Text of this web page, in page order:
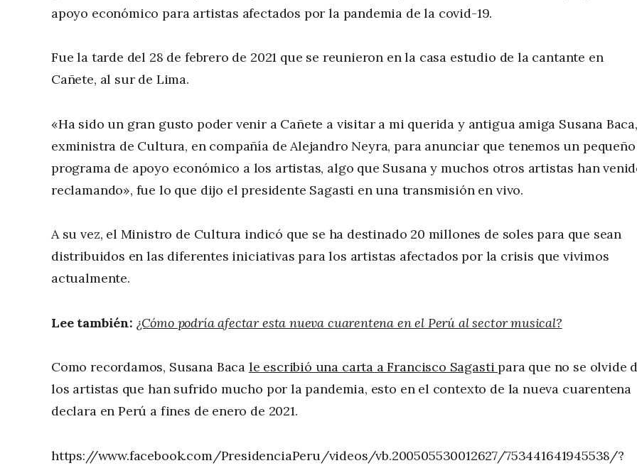
apoyo económico para artistas afectados por la pandemia de la covid-19.
Fue la tarde del 28 de febrero de 2021 que se reunieron en la casa estudio de la cantante en
Cañete, al sur de Lima.
«Ha sido un gran gusto poder venir a Cañete a visitar a mi querida y antigua amiga Susana Baca,
exministra de Cultura, en compañía de Alejandro Neyra, para anunciar que tenemos un pequeño
programa de apoyo económico a los artistas, algo que Susana y muchos otros artistas han
reclamando», fue lo que dijo el presidente Sagasti en una transmisión en vivo.
A su vez, el Ministro de Cultura indicó que se ha destinado 20 millones de soles para que sean
distribuidos en las diferentes iniciativas para los artistas afectados por la crisis que vivimos
actualmente.
Lee también: ¿Cómo podría afectar esta nueva cuarentena en el Perú al sector musical?
Como recordamos, Susana Baca le escribió una carta a Francisco Sagastipara que no se olvide
los artistas que han sufrido mucho por la pandemia, esto en el contexto de la nueva cuarentena
declara en Perú a fines de enero de 2021.
https://www.facebook.com/PresidenciaPeru/videos/vb.200505530012627/753441641945538/?